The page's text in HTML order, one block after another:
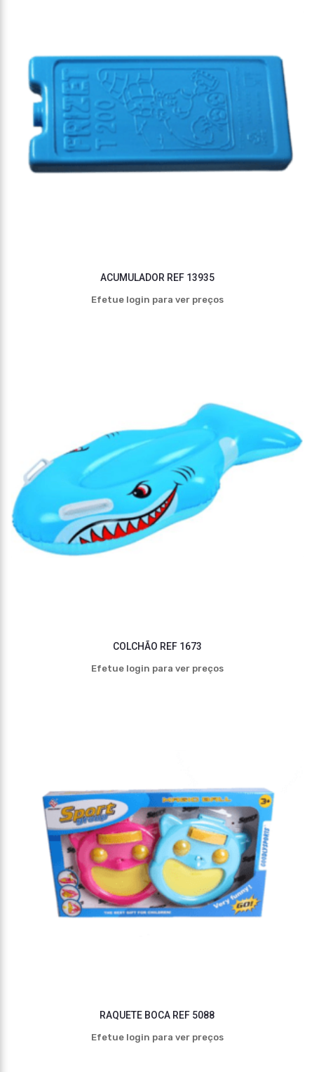
ACUMULADOR REF 13935
Efetue login para ver preços
COLCHÃO REF 1673
Efetue login para ver preços
RAQUETE BOCA REF 5088
Efetue login para ver preços